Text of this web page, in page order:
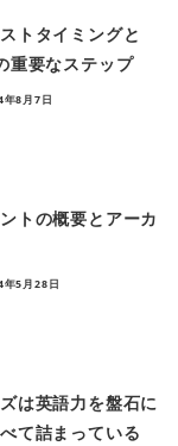
トタイミングと
重要なステップ
年8月7日
トの概要とアーカ
年5月28日
は英語力を盤石に
て詰まっている